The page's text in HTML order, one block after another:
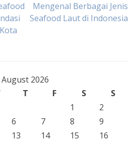
Mengenal Berbagai Jenis
Seafood Laut di Indonesia
August 2026
T F S
S
1
2
6 7 8
9
13 14 15
16